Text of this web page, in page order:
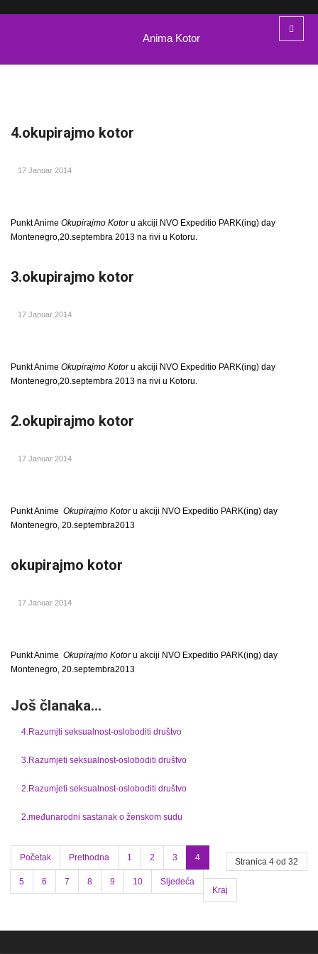
Anima Kotor
4.okupirajmo kotor
17 Januar 2014
Punkt Anime Okupirajmo Kotoru akciji NVO Expeditio PARK(ing) day
Montenegro,20.septembra 2013 na rivi u Kotoru.
3.okupirajmo kotor
17 Januar 2014
Punkt Anime Okupirajmo Kotoru akciji NVO Expeditio PARK(ing) day
Montenegro,20.septembra 2013 na rivi u Kotoru.
2.okupirajmo kotor
17 Januar 2014
Punkt Anime Okupirajmo Kotoru akciji NVO Expeditio PARK(ing) day
Montenegro, 20.septembra2013
okupirajmo kotor
17 Januar 2014
Punkt Anime Okupirajmo Kotoru akciji NVO Expeditio PARK(ing) day
Montenegro, 20.septembra2013
Još članaka...
4.Razumjti seksualnost-osloboditi društvo
3.Razumjeti seksualnost-osloboditi društvo
2.Razumjeti seksualnost-osloboditi društvo
2.međunarodni sastanak o ženskom sudu
Stranica 4 od 32
Početak Prethodna 1 2 3 4
5 6 7 8 9 10
Sljedeća
Kraj